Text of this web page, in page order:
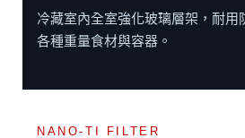
冷藏室內全室強化玻璃層架，耐用
各種重量食材與容器。
NANO-TI FILTER